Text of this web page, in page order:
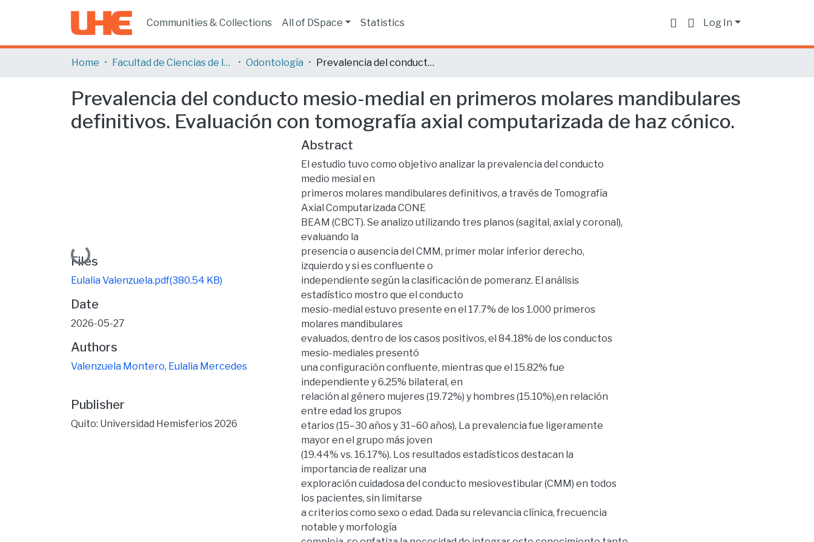
Communities & Collections All of DSpace Statistics Log In
Home Facultad de Ciencias de la Salud Odontología Prevalencia del conducto mesio-medial en primeros molares mandibulares definitivos. Evaluación con tomografía axial computarizada de haz cónico.
Prevalencia del conducto mesio-medial en primeros molares mandibulares
definitivos. Evaluación con tomografía axial computarizada de haz cónico.
Loading...
Files
Eulalia Valenzuela.pdf(380.54 KB)
Date
2026-05-27
Authors
Valenzuela Montero, Eulalia Mercedes
Publisher
Quito: Universidad Hemisferios 2026
Abstract
El estudio tuvo como objetivo analizar la prevalencia del conducto
medio mesial en
primeros molares mandibulares definitivos, a través de Tomografía
Axial Computarizada CONE
BEAM (CBCT). Se analizo utilizando tres planos (sagital, axial y coronal),
evaluando la
presencia o ausencia del CMM, primer molar inferior derecho,
izquierdo y si es confluente o
independiente según la clasificación de pomeranz. El análisis
estadístico mostro que el conducto
mesio-medial estuvo presente en el 17.7% de los 1.000 primeros
molares mandibulares
evaluados, dentro de los casos positivos, el 84.18% de los conductos
mesio-mediales presentó
una configuración confluente, mientras que el 15.82% fue
independiente y 6.25% bilateral, en
relación al género mujeres (19.72%) y hombres (15.10%),en relación
entre edad los grupos
etarios (15–30 años y 31–60 años), La prevalencia fue ligeramente
mayor en el grupo más joven
(19.44% vs. 16.17%). Los resultados estadísticos destacan la
importancia de realizar una
exploración cuidadosa del conducto mesiovestibular (CMM) en todos
los pacientes, sin limitarse
a criterios como sexo o edad. Dada su relevancia clínica, frecuencia
notable y morfología